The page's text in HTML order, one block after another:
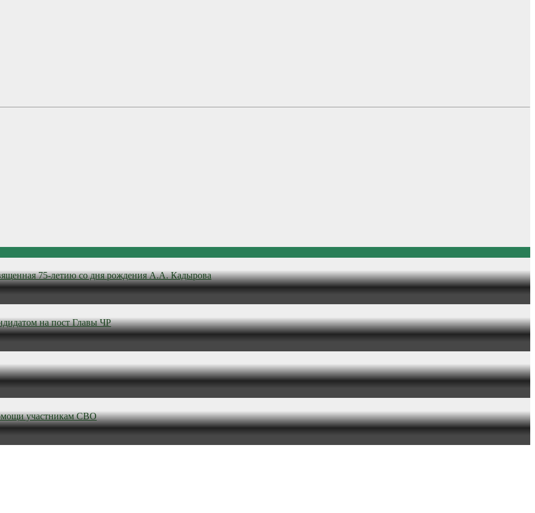
75-летию со дня рождения А.А. Кадырова
на пост Главы ЧР
участникам СВО